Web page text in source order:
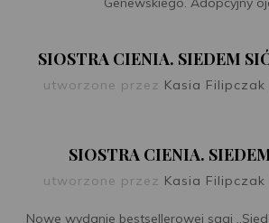
SIOSTRA CIENIA. SIEDEM
utworzone przez Kasia Filipczak
SIOSTRA CIENIA.
utworzone przez Kasia Filipczak
Nowe wydanie bestsellerowej sagi